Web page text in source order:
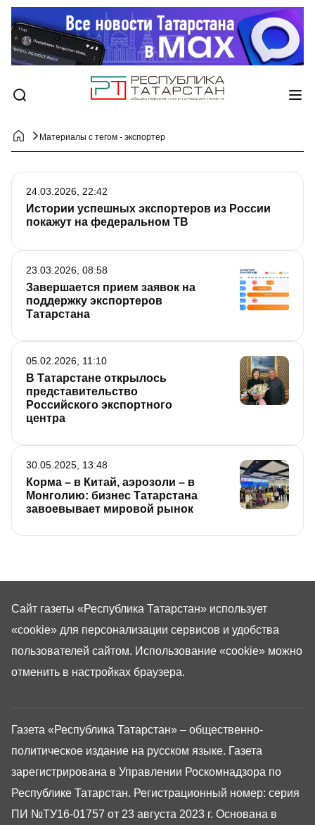
Материалы с тегом - экспортер
Истории успешных экспортеров из России
покажут на федеральном ТВ
24.03.2026, 22:42
Завершается прием заявок на
поддержку экспортеров
Татарстана
23.03.2026, 08:58
В Татарстане открылось
представительство
Российского экспортного
центра
05.02.2026, 11:10
Корма – в Китай, аэрозоли – в
Монголию: бизнес Татарстана
завоевывает мировой рынок
30.05.2025, 13:48
Газета «Республика Татарстан» – общественно-
политическое издание на русском языке. Газета
зарегистрирована в Управлении Роскомнадзора по
Республике Татарстан. Регистрационный номер: серия
ПИ №ТУ16-01757 от 23 августа 2023 г. Основана в
Сайт газеты «Республика Татарстан» использует
«cookie» для персонализации сервисов и удобства
пользователей сайтом. Использование «cookie» можно
отменить в настройках браузера.